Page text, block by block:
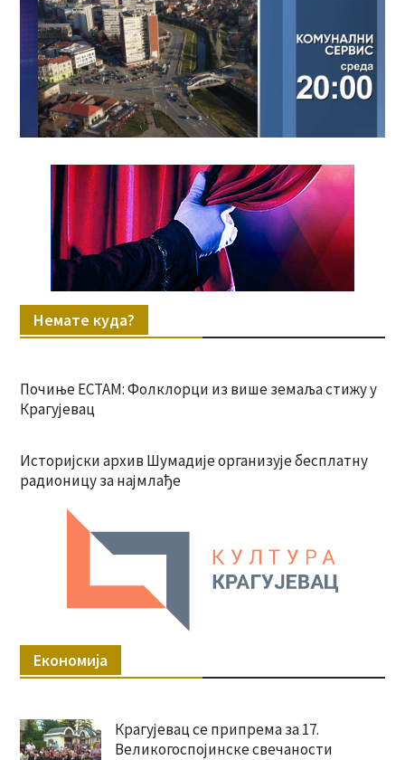
Немате куда?
Почиње ЕСТАМ: Фолклорци из више земаља стижу у
Крагујевац
Историјски архив Шумадије организује бесплатну
радионицу за најмлађе
Економија
Крагујевац се припрема за 17.
Великогоспојинске свечаности